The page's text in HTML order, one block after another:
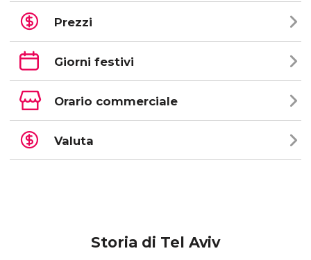
Prezzi
Giorni festivi
Orario commerciale
Valuta
Storia di Tel Aviv